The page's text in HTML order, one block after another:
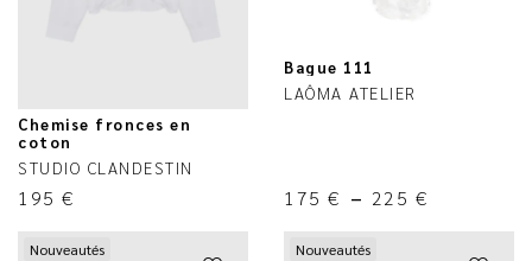
Chemise fronces en
coton
STUDIO CLANDESTIN
195 €
Bague 111
LAÔMA ATELIER
175 € – 225 €
Nouveautés Nouveautés